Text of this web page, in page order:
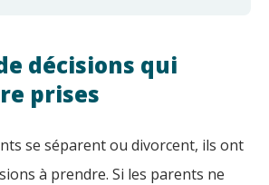
décisions qui
prises
se séparent ou divorcent, ils ont
à prendre. Si les parents ne